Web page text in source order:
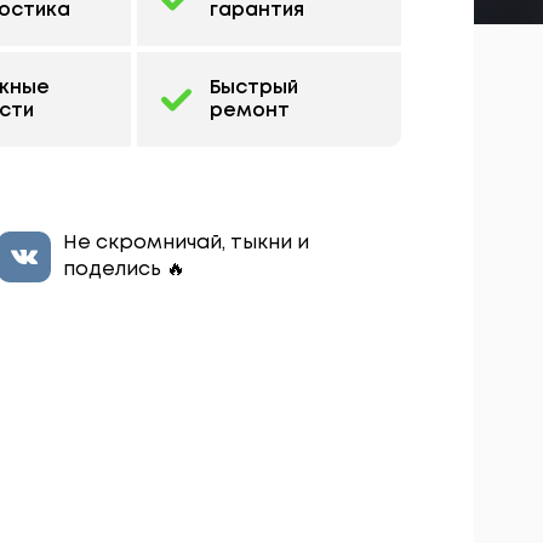
гарантия
Быстрый
ремонт
Не скромничай, тыкни и
поделись 🔥